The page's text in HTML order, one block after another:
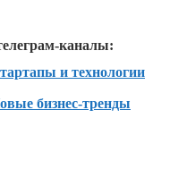
каналы:
и технологии
бизнес-тренды